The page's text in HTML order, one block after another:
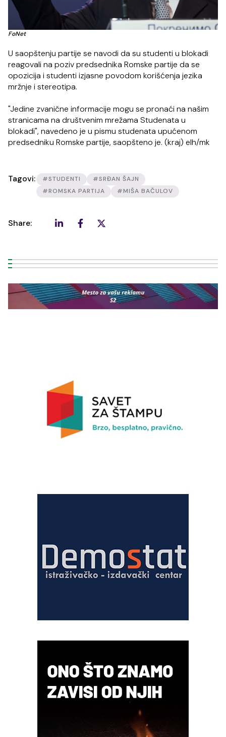
FoNet
U saopštenju partije se navodi da su studenti u blokadi
reagovali na poziv predsednika Romske partije da se
opozicija i studenti izjasne povodom korišćenja jezika
mržnje i stereotipa.
"Jedine zvanične informacije mogu se pronaći na našim
stranicama na društvenim mrežama Studenata u
blokadi", navedeno je u pismu studenata upućenom
predsedniku Romske partije, saopšteno je. (kraj) elh/mk
Tagovi: #STUDENTI
#SRĐAN ŠAJN
#ROMSKA PARTIJA
#MIŠA BAČULOV
Share: